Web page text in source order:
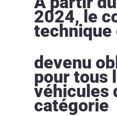
2024, le
technique
devenu
pour tous
véhicules
catégorie